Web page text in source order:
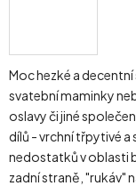
Moc hezké a
svatební maminky
oslavy či jiné
dílů - vrchní třpytivé
nedostatků v oblasti
zadní straně, "rukáv"